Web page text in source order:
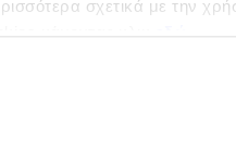
σχετικά με την